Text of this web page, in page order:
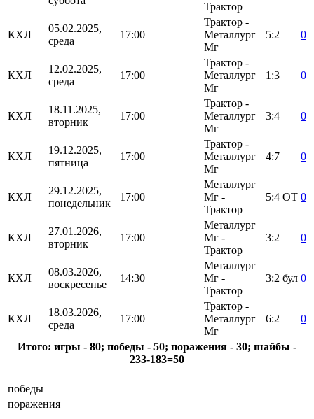
Трактор
КХЛ
05.02.2025,
среда
17:00
Трактор -
Металлург
Мг
5:2 0
КХЛ
12.02.2025,
среда
17:00
Трактор -
Металлург
Мг
1:3 0
КХЛ
18.11.2025,
вторник
17:00
Трактор -
Металлург
Мг
3:4 0
КХЛ
19.12.2025,
пятница
17:00
Трактор -
Металлург
Мг
4:7 0
КХЛ
29.12.2025,
понедельник
17:00
Металлург
Мг -
Трактор
5:4 ОТ 0
КХЛ
27.01.2026,
вторник
17:00
Металлург
Мг -
Трактор
3:2 0
КХЛ
08.03.2026,
воскресенье
14:30
Металлург
Мг -
Трактор
3:2 бул 0
КХЛ
18.03.2026,
среда
17:00
Трактор -
Металлург
Мг
6:2 0
Итого: игры - 80; победы - 50; поражения - 30; шайбы -
233-183=50
победы
поражения